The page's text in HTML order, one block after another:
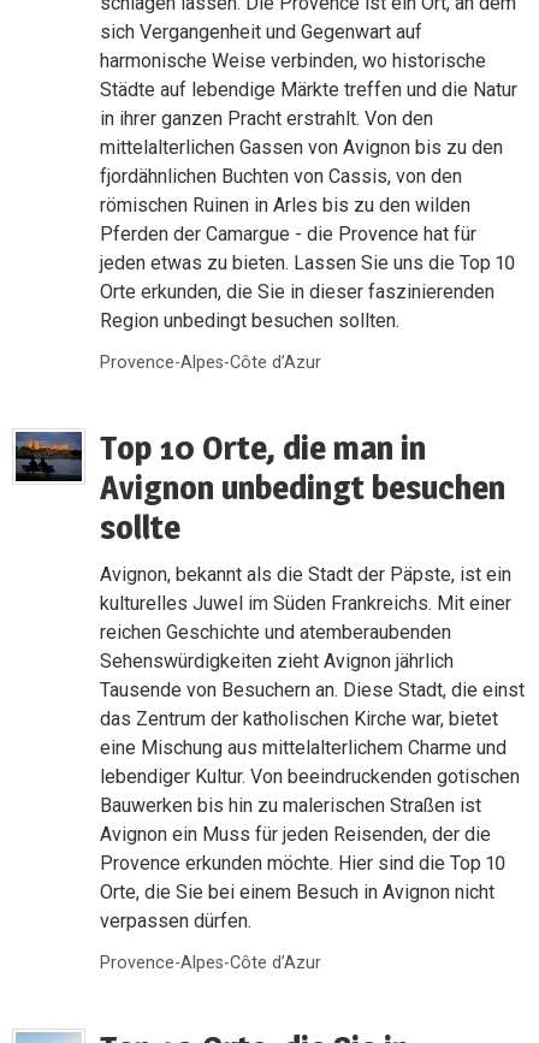
sich Vergangenheit und Gegenwart auf
harmonische Weise verbinden, wo historische
Städte auf lebendige Märkte treffen und die Natur
in ihrer ganzen Pracht erstrahlt. Von den
mittelalterlichen Gassen von Avignon bis zu den
fjordähnlichen Buchten von Cassis, von den
römischen Ruinen in Arles bis zu den wilden
Pferden der Camargue - die Provence hat für
jeden etwas zu bieten. Lassen Sie uns die Top 10
Orte erkunden, die Sie in dieser faszinierenden
Region unbedingt besuchen sollten.
Provence-Alpes-Côte d’Azur
Top 10 Orte, die man in
Avignon unbedingt besuchen
sollte
Avignon, bekannt als die Stadt der Päpste, ist ein
kulturelles Juwel im Süden Frankreichs. Mit einer
reichen Geschichte und atemberaubenden
Sehenswürdigkeiten zieht Avignon jährlich
Tausende von Besuchern an. Diese Stadt, die einst
das Zentrum der katholischen Kirche war, bietet
eine Mischung aus mittelalterlichem Charme und
lebendiger Kultur. Von beeindruckenden gotischen
Bauwerken bis hin zu malerischen Straßen ist
Avignon ein Muss für jeden Reisenden, der die
Provence erkunden möchte. Hier sind die Top 10
Orte, die Sie bei einem Besuch in Avignon nicht
verpassen dürfen.
Provence-Alpes-Côte d’Azur